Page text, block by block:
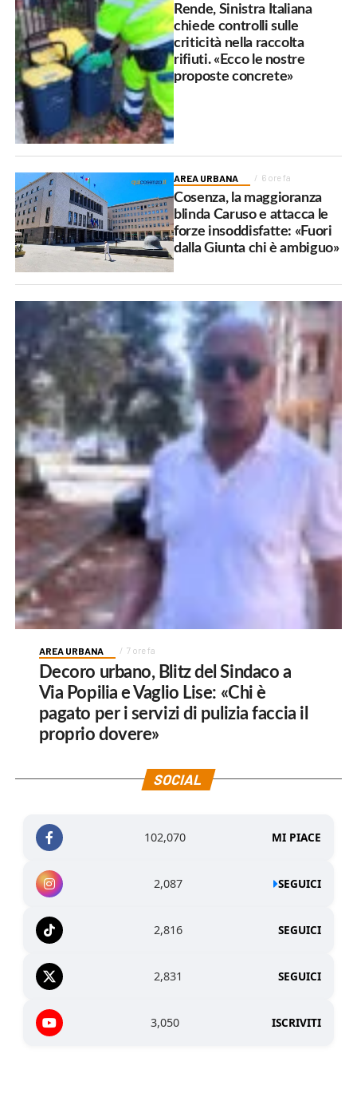
Rende, Sinistra Italiana
chiede controlli sulle
criticità nella raccolta
rifiuti. «Ecco le nostre
proposte concrete»
AREA URBANA 6 ore fa
Cosenza, la maggioranza
blinda Caruso e attacca le
forze insoddisfatte: «Fuori
dalla Giunta chi è ambiguo»
AREA URBANA 7 ore fa
Decoro urbano, Blitz del Sindaco a
Via Popilia e Vaglio Lise: «Chi è
pagato per i servizi di pulizia faccia il
proprio dovere»
SOCIAL
102,070 MI PIACE
2,087 SEGUICI
2,816 SEGUICI
2,831 SEGUICI
3,050 ISCRIVITI